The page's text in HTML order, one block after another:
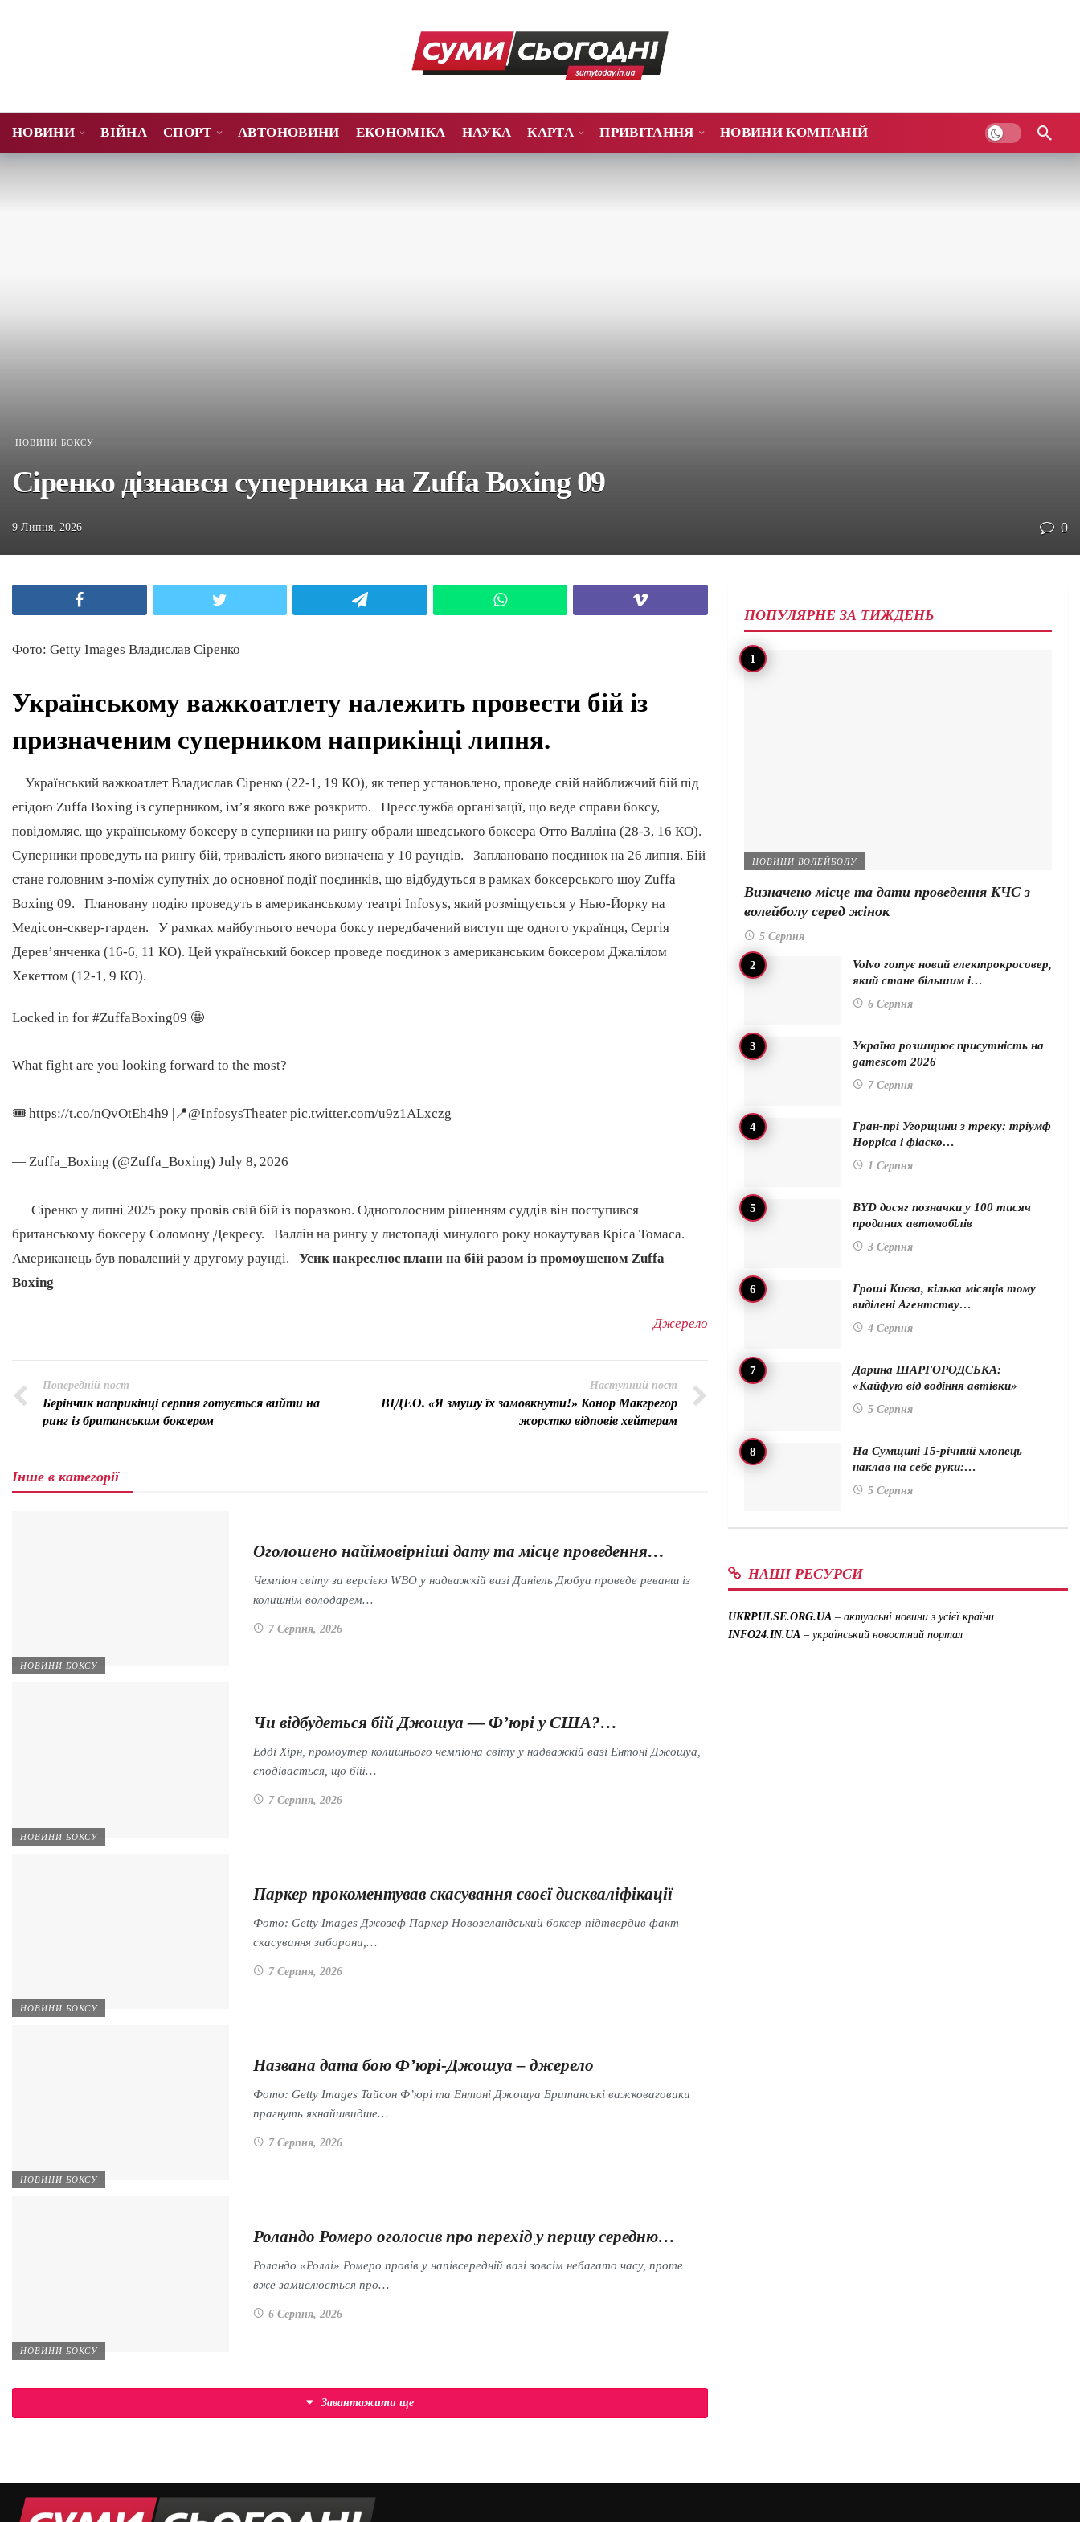
НОВИНИ ВІЙНА СПОРТ АВТОНОВИНИ ЕКОНОМІКА НАУКА КАРТА ПРИВІТАННЯ НОВИНИ КОМПАНІЙ
НОВИНИ БОКСУ
Сіренко дізнався суперника на Zuffa Boxing 09
9 Липня, 2026 0
Фото: Getty Images Владислав Сіренко
Українському важкоатлету належить провести бій із
призначеним суперником наприкінці липня.
Український важкоатлет Владислав Сіренко (22-1, 19 КО), як тепер установлено, проведе свій найближчий бій під
егідою Zuffa Boxing із суперником, ім’я якого вже розкрито. Пресслужба організації, що веде справи боксу,
повідомляє, що українському боксеру в суперники на рингу обрали шведського боксера Отто Валліна (28-3, 16 КО).
Суперники проведуть на рингу бій, тривалість якого визначена у 10 раундів. Заплановано поєдинок на 26 липня. Бій
стане головним з-поміж супутніх до основної події поєдинків, що відбудуться в рамках боксерського шоу Zuffa
Boxing 09. Плановану подію проведуть в американському театрі Infosys, який розміщується у Нью-Йорку на
Медісон-сквер-гарден. У рамках майбутнього вечора боксу передбачений виступ ще одного українця, Сергія
Дерев’янченка (16-6, 11 КО). Цей український боксер проведе поєдинок з американським боксером Джалілом
Хекеттом (12-1, 9 КО).
Locked in for #ZuffaBoxing09 🤩
What fight are you looking forward to the most?
🎟️ https://t.co/nQvOtEh4h9 |📍@InfosysTheater pic.twitter.com/u9z1ALxczg
— Zuffa_Boxing (@Zuffa_Boxing) July 8, 2026
Сіренко у липні 2025 року провів свій бій із поразкою. Одноголосним рішенням суддів він поступився
британському боксеру Соломону Декресу. Валлін на рингу у листопаді минулого року нокаутував Кріса Томаса.
Американець був повалений у другому раунді. Усик накреслює плани на бій разом із промоушеном Zuffa
Boxing
Джерело
Попередній пост
Берінчик наприкінці серпня готується вийти на
ринг із британським боксером
Наступний пост
ВІДЕО. «Я змушу їх замовкнути!» Конор Макгрегор
жорстко відповів хейтерам
Інше в категорії
НОВИНИ БОКСУ
Оголошено найімовірніші дату та місце проведення…
Чемпіон світу за версією WBO у надважкій вазі Даніель Дюбуа проведе реванш із
колишнім володарем…
7 Серпня, 2026
НОВИНИ БОКСУ
Чи відбудеться бій Джошуа — Ф’юрі у США?…
Едді Хірн, промоутер колишнього чемпіона світу у надважкій вазі Ентоні Джошуа,
сподівається, що бій…
7 Серпня, 2026
НОВИНИ БОКСУ
Паркер прокоментував скасування своєї дискваліфікації
Фото: Getty Images Джозеф Паркер Новозеландський боксер підтвердив факт
скасування заборони,…
7 Серпня, 2026
НОВИНИ БОКСУ
Названа дата бою Ф’юрі-Джошуа – джерело
Фото: Getty Images Тайсон Ф’юрі та Ентоні Джошуа Британські важковаговики
прагнуть якнайшвидше…
7 Серпня, 2026
НОВИНИ БОКСУ
Роландо Ромеро оголосив про перехід у першу середню…
Роландо «Роллі» Ромеро провів у напівсередній вазі зовсім небагато часу, проте
вже замислюється про…
6 Серпня, 2026
Завантажити ще
ПОПУЛЯРНЕ ЗА ТИЖДЕНЬ
НОВИНИ ВОЛЕЙБОЛУ
Визначено місце та дати проведення КЧС з
волейболу серед жінок
5 Серпня
Volvo готує новий електрокросовер,
який стане більшим і…
6 Серпня
Україна розширює присутність на
gamescom 2026
7 Серпня
Гран-прі Угорщини з треку: тріумф
Норріса і фіаско…
1 Серпня
BYD досяг позначки у 100 тисяч
проданих автомобілів
3 Серпня
Гроші Києва, кілька місяців тому
виділені Агентству…
4 Серпня
Дарина ШАРГОРОДСЬКА:
«Кайфую від водіння автівки»
5 Серпня
На Сумщині 15-річний хлопець
наклав на себе руки:…
5 Серпня
НАШІ РЕСУРСИ
UKRPULSE.ORG.UA – актуальні новини з усієї країни
INFO24.IN.UA – український новостний портал